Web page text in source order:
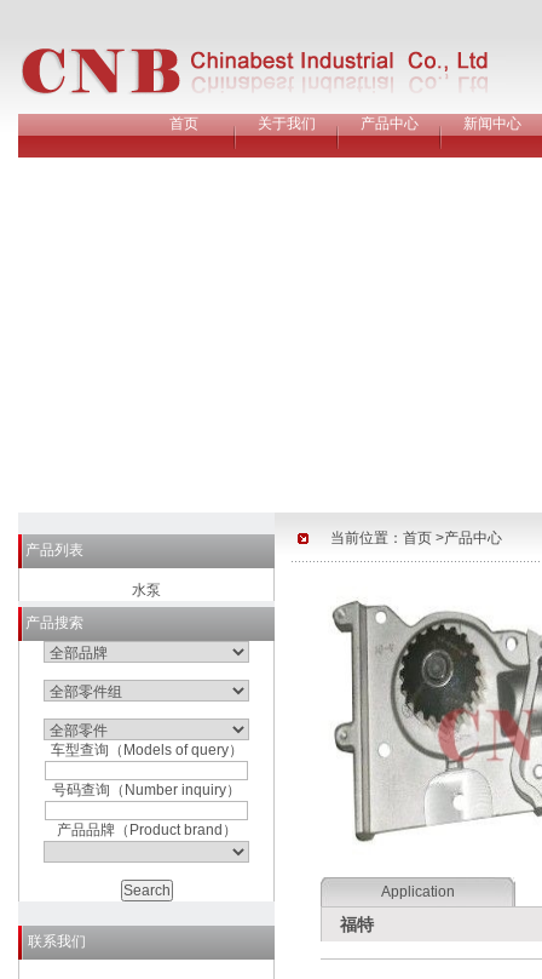
首页 关于我们 产品中心 新闻中心
产品列表
水泵
产品搜索
车型查询（Models of query）
号码查询（Number inquiry）
产品品牌（Product brand）
联系我们
当前位置： 首页 >产品中心
Application
福特